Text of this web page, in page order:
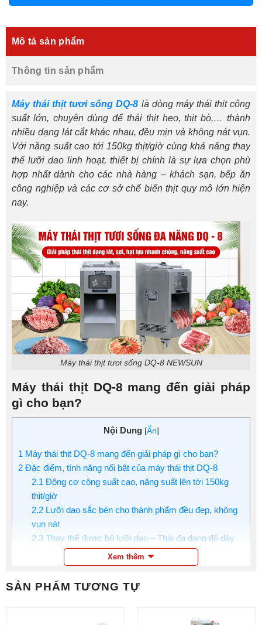
Mô tả sản phẩm
Thông tin sản phẩm
Máy thái thịt tươi sống DQ-8 là dòng máy thái thịtcông
suất lớn, chuyên dùng để thái thịt heo, thịt bò,… thành
nhiều dạng lát cắt khác nhau, đều mịn và không nát vụn.
Với năng suất cao tới 150kg thịt/giờ cùng khả năng thay
thế lưỡi dao linh hoạt, thiết bị chính là sự lựa chọn phù
hợp nhất dành cho các nhà hàng – khách sạn, bếp ăn
công nghiệp và các cơ sở chế biến thịt quy mô lớn hiện
nay.
Máy thái thịt tươi sống DQ-8 NEWSUN
Máy thái thịt DQ-8 mang đến giải pháp
gì cho bạn?
Nội Dung [Ẩn]
1 Máy thái thịt DQ-8 mang đến giải pháp gì cho bạn?
2 Đặc điểm, tính năng nổi bật của máy thái thịt DQ-8
2.1 Động cơ công suất cao, năng suất lên tới 150kg
thịt/giờ
2.2Lưỡi dao sắc bén cho thành phẩm đều đẹp, không
vụn nát
2.3Thay thế được bộ lưỡi dao – Thái đa dạng độ dày
Vận hành đơn giản, không tốn nhiều công sức
Chất liệu inox cao cấp siêu bền, an toàn vệ sinh
NEWSUN – Địa chỉ mua máy thái thịt DQ-8 chính hãng,
Xem thêm
SẢN PHẨM TƯƠNG TỰ